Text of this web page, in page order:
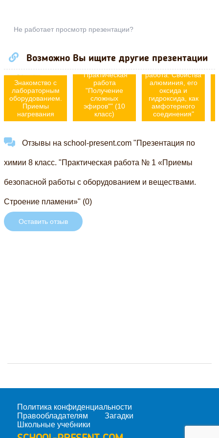
Не работает просмотр презентации?
Возможно Вы ищите другие презентации
Знакомство с
лабораторным
оборудованием.
Приемы
нагревания
органической
химии
"Практическая
работа
"Получение
сложных
эфиров"" (10
класс)
химии 9 класс
"Практическая
работа: Свойства
алюминия, его
оксида и
гидроксида, как
амфотерного
соединения"
Отзывы на school-present.com "Презентация по
химии 8 класс. "Практическая работа № 1 «Приемы
безопасной работы с оборудованием и веществами.
Строение пламени»" (0)
Оставить отзыв
Политика конфиденциальности
Правообладателям
Загадки
Школьные учебники